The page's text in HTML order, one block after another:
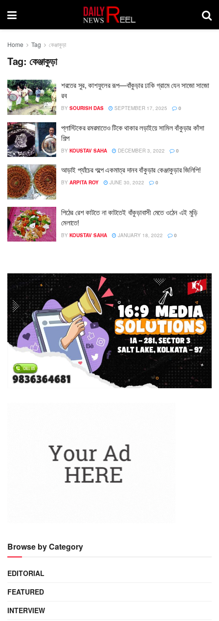
Home Tag কেঞ্জাকুড়া
Tag: কেঞ্জাকুড়া
শরতের সুর, কাশফুলের রূপ—বাঁকুড়ার ঢাকি গ্রামে যেন সাজো সাজো
রব
BY SOURISH DAS SEPTEMBER 17, 2025 0
প্লাস্টিকের রমরমাতেও টিকে থাকার লড়াইয়ে সামিল বাঁকুড়ার কাঁসা
শিল্প
BY KOUSTAV SAHA DECEMBER 3, 2022 0
আড়াই প্যাঁচের গল্পে একমাত্র দানব বাঁকুড়ার কেঞ্জাকুড়ার জিলিপি!
BY ARPITA ROY JUNE 30, 2022 0
পিঠের রেশ কাটতে না কাটতেই বাঁকুড়াবাসী মেতে ওঠেন এই মুড়ি
মেলাতে!
BY KOUSTAV SAHA JANUARY 18, 2022 0
Browse by Category
EDITORIAL
FEATURED
INTERVIEW